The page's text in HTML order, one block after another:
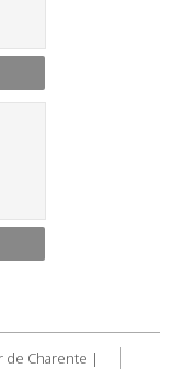
de Charente |